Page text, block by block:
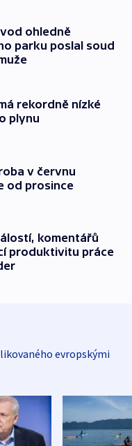
ohledně
parku poslal soud
rekordně nízké
plynu
v červnu
od prosince
komentářů
produktivitu práce
evropskými